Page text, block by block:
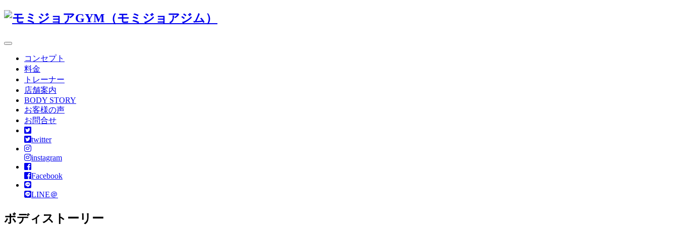
コンセプト
料金
トレーナー
店舗案内
BODY STORY
お客様の声
お問合せ
twitter
instagram
Facebook
LINE＠
ボディストーリー